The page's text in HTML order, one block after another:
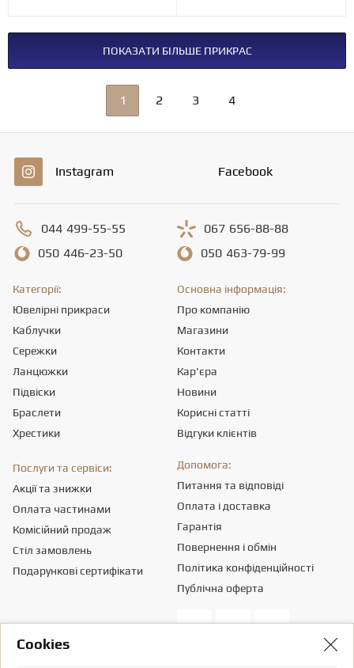
ПОКАЗАТИ БІЛЬШЕ ПРИКРАС
1 2 3 4
Instagram Facebook
044 499-55-55
050 446-23-50
067 656-88-88
050 463-79-99
Категорії:
Ювелірні прикраси
Каблучки
Сережки
Ланцюжки
Підвіски
Браслети
Хрестики
Основна інформація:
Про компанію
Магазини
Контакти
Кар'єра
Новини
Корисні статті
Відгуки клієнтів
Послуги та сервіси:
Акції та знижки
Оплата частинами
Комісійний продаж
Стіл замовлень
Подарункові сертифікати
Допомога:
Питання та відповіді
Оплата і доставка
Гарантія
Повернення і обмін
Політика конфіденційності
Публічна оферта
Сookies